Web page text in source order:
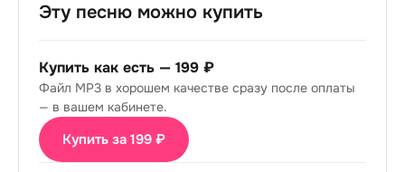
Эту песню можно купить
Купить как есть — 199 ₽
Файл MP3 в хорошем качестве сразу после оплаты
— в вашем кабинете.
Купить за 199 ₽